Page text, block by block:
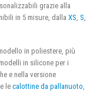
grazie alla
in 5 misure, dalla XS S
in poliestere, più
in silicone per i
e nella versione
le calottine da pallanuoto,